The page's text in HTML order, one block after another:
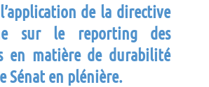
de la directive
sur le reportingdes
en matière de durabilité
Sénat en plénière.